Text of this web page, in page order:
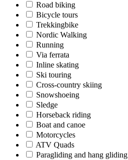
Road biking
Bicycle tours
Trekkingbike
Nordic Walking
Running
Via ferrata
Inline skating
Ski touring
Cross-country skiing
Snowshoeing
Sledge
Horseback riding
Boat and canoe
Motorcycles
ATV Quads
Paragliding and hang gliding